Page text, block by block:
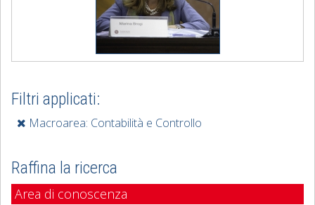
Filtri applicati:
Macroarea: Contabilità e Controllo
Raffina la ricerca
Area di conoscenza